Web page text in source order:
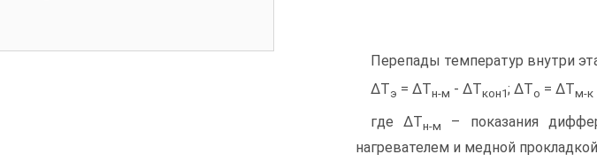
Перепады температур внутри
ΔТэ = ΔТн-м - ΔТкон1; ΔТо = ΔТм-к
где ΔТн-м
– показания
нагревателем и медной